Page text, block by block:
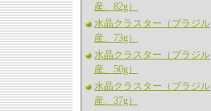
産、82g）
水晶クラスター（ブラジル
産、73g）
水晶クラスター（ブラジル
産、50g）
水晶クラスター（ブラジル
産、37g）